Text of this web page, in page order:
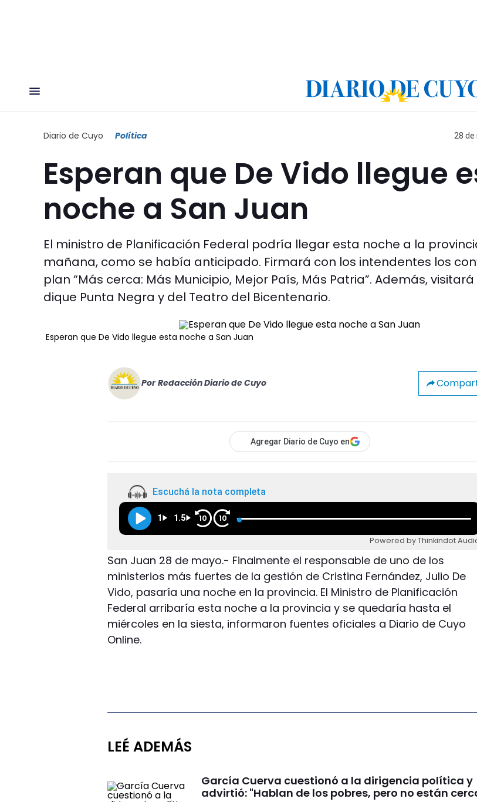
Diario de Cuyo Política 28 de
Esperan que De Vido llegue
noche a San Juan
El ministro de Planificación Federal podría llegar esta noche a la
mañana, como se había anticipado. Firmará con los intendentes los
plan “Más cerca: Más Municipio, Mejor País, Más Patria”. Además,
dique Punta Negra y del Teatro del Bicentenario.
Esperan que De Vido llegue esta noche a San Juan
Por Redacción Diario de Cuyo
Agregar Diario de Cuyo en
Escuchá la nota completa
1 1.5 10 10
Powered by Thinkindot
San Juan 28 de mayo.- Finalmente el responsable de uno de los
ministerios más fuertes de la gestión de Cristina Fernández, Julio De
Vido, pasaría una noche en la provincia. El Ministro de Planificación
Federal arribaría esta noche a la provincia y se quedaría hasta el
miércoles en la siesta, informaron fuentes oficiales a Diario de Cuyo
Online.
LEÉ ADEMÁS
García Cuerva cuestionó a la dirigencia política y
advirtió: "Hablan de los pobres, pero no están